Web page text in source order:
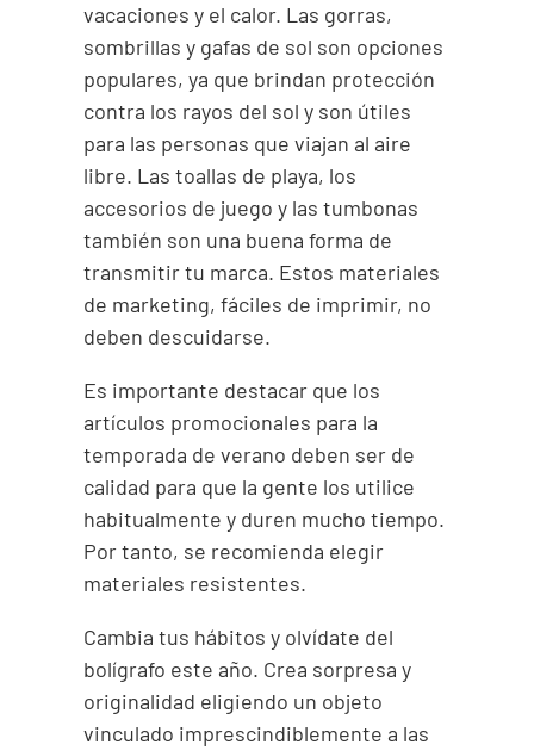
vacaciones y el calor. Las gorras,
sombrillas y gafas de sol son opciones
populares, ya que brindan protección
contra los rayos del sol y son útiles
para las personas que viajan al aire
libre. Las toallas de playa, los
accesorios de juego y las tumbonas
también son una buena forma de
transmitir tu marca. Estos materiales
de marketing, fáciles de imprimir, no
deben descuidarse.
Es importante destacar que los
artículos promocionales para la
temporada de verano deben ser de
calidad para que la gente los utilice
habitualmente y duren mucho tiempo.
Por tanto, se recomienda elegir
materiales resistentes.
Cambia tus hábitos y olvídate del
bolígrafo este año. Crea sorpresa y
originalidad eligiendo un objeto
vinculado imprescindiblemente a las